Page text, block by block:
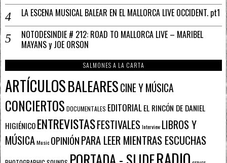
LA ESCENA MUSICAL BALEAR EN EL MALLORCA LIVE OCCIDENT. pt1
NOTODESINDIE # 212: ROAD TO MALLORCA LIVE – MARIBEL
MAYANS y JOE ORSON
SALMONES A LA CARTA
ARTÍCULOSBALEARESCINE Y MÚSICA
CONCIERTOS DOCUMENTALES EDITORIALEL RINCÓN DE DANIEL
HIGIÉNICOENTREVISTASFESTIVALESInterview LIBROS Y
MÚSICAMusic OPINIÓNPARA LEER MIENTRAS ESCUCHAS